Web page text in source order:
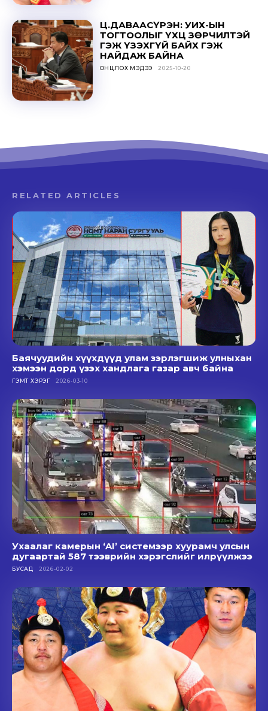
Ц.ДАВААСҮРЭН: УИХ-ЫН
ТОГТООЛЫГ ҮХЦ ЗӨРЧИЛТЭЙ
ГЭЖ ҮЗЭХГҮЙ БАЙХ ГЭЖ
НАЙДАЖ БАЙНА
ОНЦЛОХ МЭДЭЭ 2025-10-20
RELATED ARTICLES
Баячуудийн хүүхдүүд улам зэрлэгшиж улныхан
хэмээн дорд үзэх хандлага газар авч байна
ГЭМТ ХЭРЭГ 2026-03-10
Ухаалаг камерын ‘AI’ системээр хуурамч улсын
дугаартай 587 тээврийн хэрэгслийг илрүүлжээ
БУСАД 2026-02-02